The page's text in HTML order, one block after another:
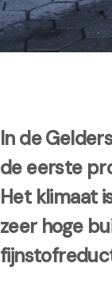
In de
de eerste
Het klimaat
zeer hoge